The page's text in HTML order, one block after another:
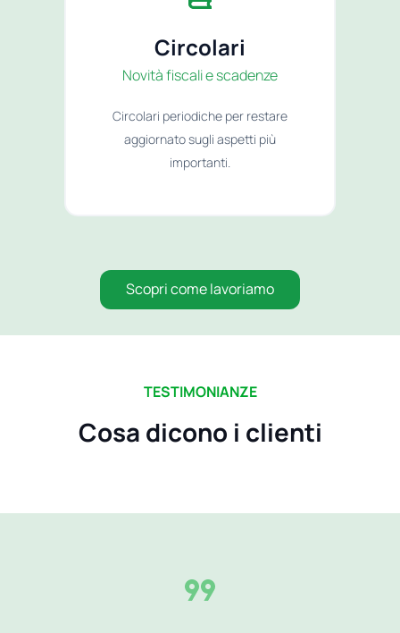
Circolari
Novità fiscali e scadenze
Circolari periodiche per restare
aggiornato sugli aspetti più
importanti.
Scopri come lavoriamo
TESTIMONIANZE
Cosa dicono i clienti